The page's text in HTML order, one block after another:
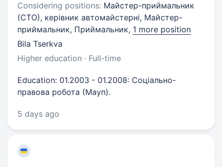
Considering positions: Майстер-приймальник
(СТО), керівник автомайстерні, Майстер-
приймальник, Приймальник, 1 more position
Bila Tserkva
Higher education · Full-time
Education: 01.2003 - 01.2008: Соціально-
правова робота (Мауп).
5 days ago